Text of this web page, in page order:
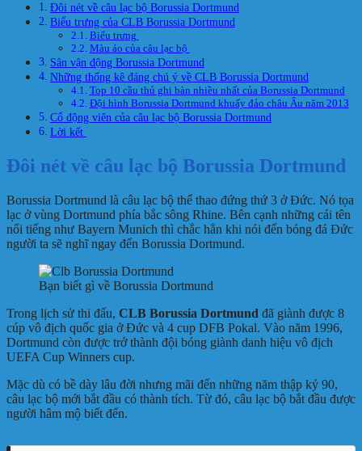
Đôi nét về câu lạc bộ Borussia Dortmund
Biểu trưng của CLB Borussia Dortmund
Biểu trưng
Màu áo của câu lạc bộ
Sân vận động Borussia Dortmund
Những thống kê đáng chú ý về CLB Borussia Dortmund
Top 10 cầu thủ ghi bàn nhiều nhất của Borussia Dortmund
Đội hình Borussia Dortmund khuấy đảo châu Âu năm 2013
Cổ động viên của câu lạc bộ Borussia Dortmund
Lời kết
Đôi nét về câu lạc bộ Borussia Dortmund
Borussia Dortmund là câu lạc bộ thể thao đứng thứ 3 ở Đức. Nó tọa
lạc ở vùng Dortmund phía bắc sông Rhine. Bên cạnh những cái tên
nổi tiếng như Bayern Munich thì chắc hẳn khi nói đến bóng đá Đức
người ta sẽ nghĩ ngay đến Borussia Dortmund.
Bạn biết gì về Borussia Dortmund
Trong lịch sử thi đấu, CLB Borussia Dortmund đã giành được 8
cúp vô địch quốc gia ở Đức và 4 cup DFB Pokal. Vào năm 1996,
Dortmund còn được trở thành đội bóng giành danh hiệu vô địch
UEFA Cup Winners cup.
Mặc dù có bề dày lâu đời nhưng mãi đến những năm thập kỷ 90,
câu lạc bộ mới bắt đầu có thành tích. Từ đó, câu lạc bộ bắt đầu được
người hâm mộ biết đến.